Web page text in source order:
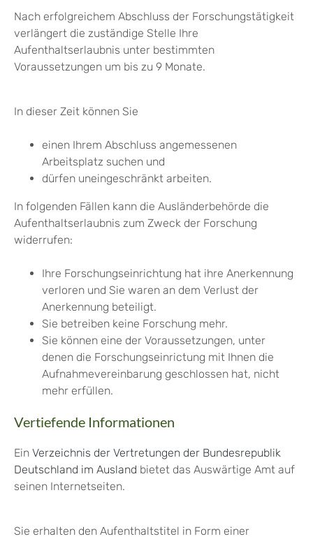
Nach erfolgreichem Abschluss der Forschungstätigkeit
verlängert die zuständige Stelle Ihre
Aufenthaltserlaubnis unter bestimmten
Voraussetzungen um bis zu 9 Monate.
In dieser Zeit können Sie
einen Ihrem Abschluss angemessenen
Arbeitsplatz suchen und
dürfen uneingeschränkt arbeiten.
In folgenden Fällen kann die Ausländerbehörde die
Aufenthaltserlaubnis zum Zweck der Forschung
widerrufen:
Ihre Forschungseinrichtung hat ihre Anerkennung
verloren und Sie waren an dem Verlust der
Anerkennung beteiligt.
Sie betreiben keine Forschung mehr.
Sie können eine der Voraussetzungen, unter
denen die Forschungseinrictung mit Ihnen die
Aufnahmevereinbarung geschlossen hat, nicht
mehr erfüllen.
Vertiefende Informationen
Ein Verzeichnis der Vertretungen der Bundesrepublik
Deutschland im Ausland bietet das Auswärtige Amt auf
seinen Internetseiten.
Sie erhalten den Aufenthaltstitel in Form einer